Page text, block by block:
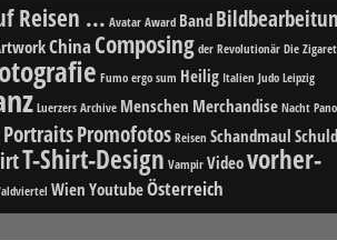
Reisen ... Avatar Award Band
ChinaComposing der Revolutionär Die
Fumo ergo sum Heilig Italien Judo Leipzig
Luerzers Archive Menschen Merchandise Nacht
PortraitsPromofotos Reisen Schandmaul
T-Shirt-Design Vampir Videovorher-
Wien YoutubeÖsterreich